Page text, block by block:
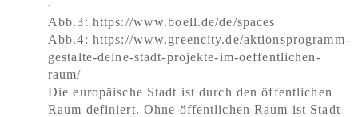
Abb.3: https://www.boell.de/de/spaces
Abb.4: https://www.greencity.de/aktionsprogramm-
gestalte-deine-stadt-projekte-im-oeffentlichen-
raum/
Die europäische Stadt ist durch den öffentlichen
Raum definiert. Ohne öffentlichen Raum ist Stadt